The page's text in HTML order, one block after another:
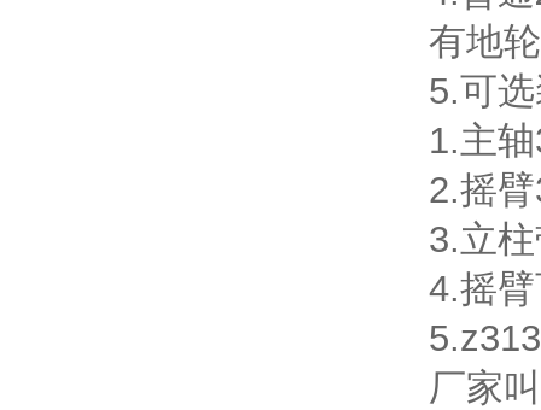
有地
5.可
1.主
2.摇
3.立
4.摇
厂家